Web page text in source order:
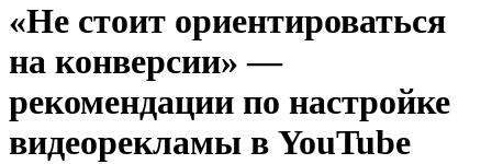
«Не стоит ориентироваться
на конверсии» —
рекомендации по настройке
видеорекламы в YouTube